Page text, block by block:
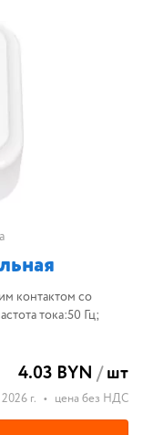
контактом со
тока:50 Гц;
4.03 BYN /шт
г. • цена без НДС